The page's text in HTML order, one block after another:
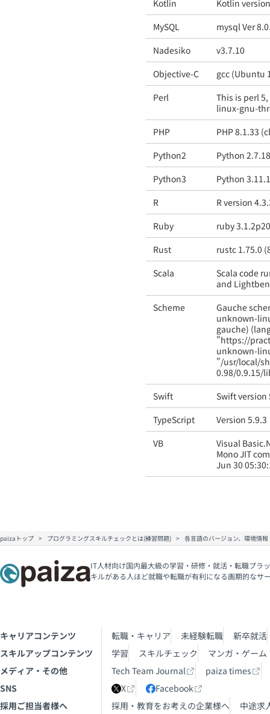
Kotlin
Kotlin
MySQL
mysql Ver
Nadesiko
v3.7.10
Objective-C
gcc (Ubuntu
Perl
This is perl
linux-gnu-
PHP
PHP 8.1.33
Python2
Python 2.7.18
Python3
Python
R
R version
Ruby
ruby
Rust
rustc 1.75.0
Scala
Scala code
and
Scheme
Gauche
unknown-
gauche)
"https://
unknown-
"/usr/local/
0.98/0.9.15/
Swift
Swift version
TypeScript
Version 5.9.3
VB
Visual
Mono JIT
Jun 30
paizaトップ プログラミングスキルチェックとは(練習問題) 各言語のバージョン、環境情報
IT人材向け国内最大級の学習・研修・就活・転職プラ
キルがある人ほど就職や転職が有利になる画期的なサ
キャリアコンテンツ 転職・キャリア 未経験転職
新卒就活
スキルアップコンテンツ
学習 スキルチェック
マンガ・ゲーム
メディア・その他
Tech Team Journal
paiza times
SNS
X
Facebook
採用ご担当者様へ
採用・教育をお考えの企業様へ 中途求